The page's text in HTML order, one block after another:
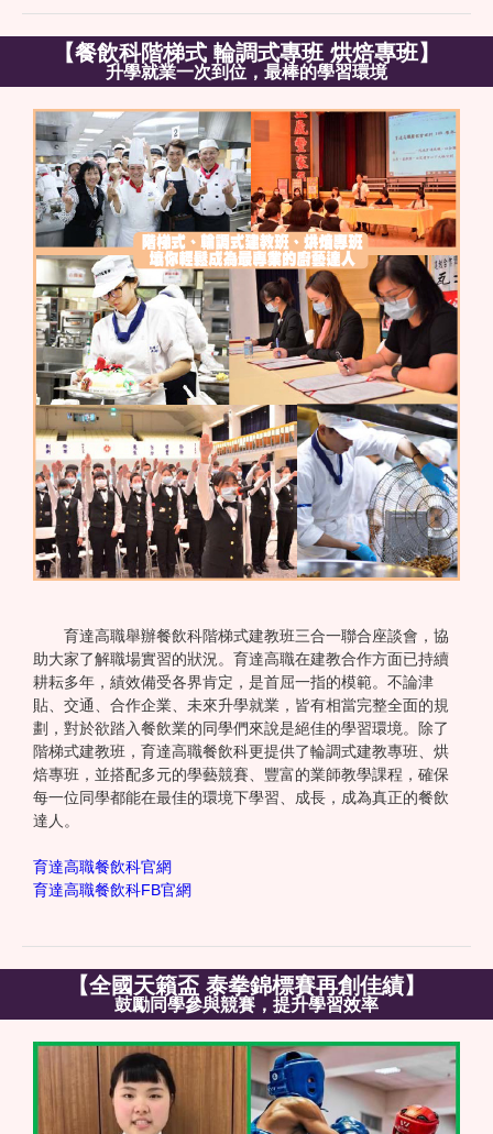
【餐飲科階梯式 輪調式專班 烘焙專班】
升學就業一次到位，最棒的學習環境
育達高職舉辦餐飲科階梯式建教班三合一聯合座談會，協
助大家了解職場實習的狀況。育達高職在建教合作方面已持續
耕耘多年，績效備受各界肯定，是首屈一指的模範。不論津
貼、交通、合作企業、未來升學就業，皆有相當完整全面的規
劃，對於欲踏入餐飲業的同學們來說是絕佳的學習環境。除了
階梯式建教班，育達高職餐飲科更提供了輪調式建教專班、烘
焙專班，並搭配多元的學藝競賽、豐富的業師教學課程，確保
每一位同學都能在最佳的環境下學習、成長，成為真正的餐飲
達人。
育達高職餐飲科官網
育達高職餐飲科FB官網
【全國天籟盃 泰拳錦標賽再創佳績】
鼓勵同學參與競賽，提升學習效率